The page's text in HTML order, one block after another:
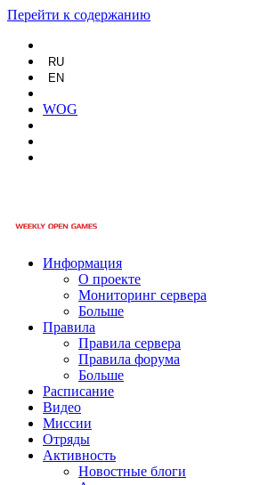
Перейти к содержанию
RU
EN
WOG
Информация
О проекте
Мониторинг сервера
Больше
Правила
Правила сервера
Правила форума
Больше
Расписание
Видео
Миссии
Отряды
Активность
Новостные блоги